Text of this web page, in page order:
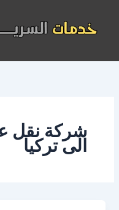
المحتوى
شركة نقل
الى تركيا